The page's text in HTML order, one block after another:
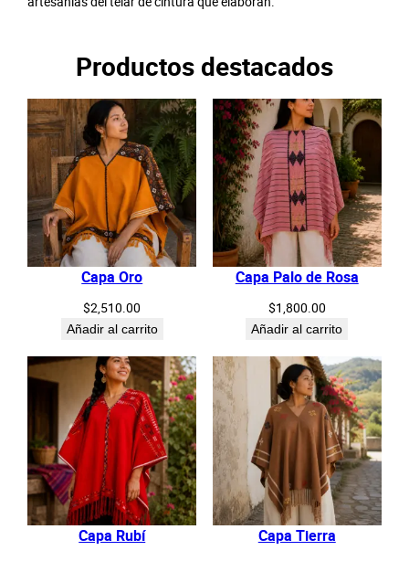
Productos destacados
Capa Oro
$2,510.00
Añadir al carrito
Capa Palo de Rosa
$1,800.00
Añadir al carrito
Capa Rubí Capa Tierra